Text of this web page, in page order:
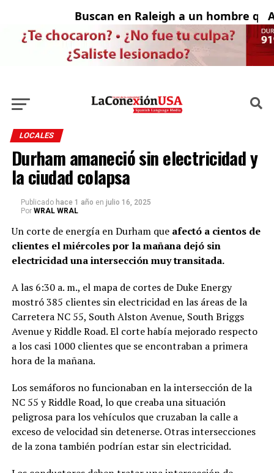
Buscan en Raleigh a un hombre que
LOCALES
Durham amaneció sin electricidad y
la ciudad colapsa
Publicado hace 1 año en julio 16, 2025
Por WRAL WRAL
Un corte de energía en Durham que afectó a cientos de
clientes el miércoles por la mañana dejó sin
electricidad una intersección muy transitada.
A las 6:30 a. m., el mapa de cortes de Duke Energy
mostró 385 clientes sin electricidad en las áreas de la
Carretera NC 55, South Alston Avenue, South Briggs
Avenue y Riddle Road. El corte había mejorado respecto
a los casi 1000 clientes que se encontraban a primera
hora de la mañana.
Los semáforos no funcionaban en la intersección de la
NC 55 y Riddle Road, lo que creaba una situación
peligrosa para los vehículos que cruzaban la calle a
exceso de velocidad sin detenerse. Otras intersecciones
de la zona también podrían estar sin electricidad.